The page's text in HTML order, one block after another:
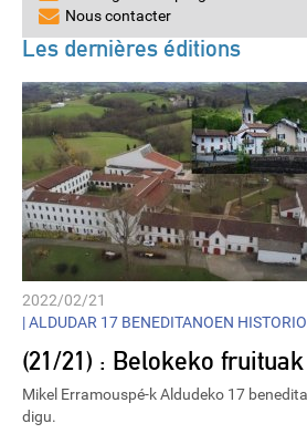
Nous contacter
Les dernières éditions
2022/02/21
|ALDUDAR 17 BENEDITANOEN
(21/21) : Belokeko fruituak
Mikel Erramouspé-k Aldudeko 17
digu.